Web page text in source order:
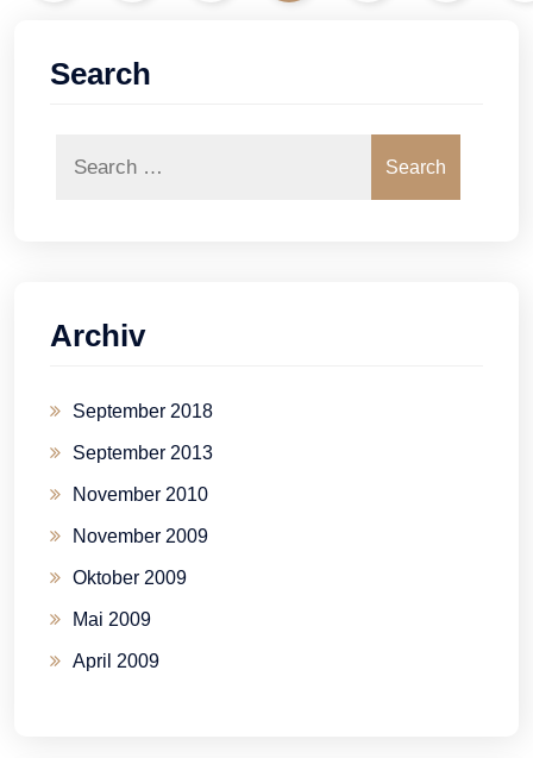
Search
Search
Archiv
September 2018
September 2013
November 2010
November 2009
Oktober 2009
Mai 2009
April 2009